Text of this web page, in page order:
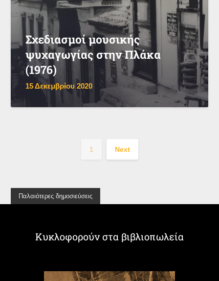
Σχεδιασμοί μουσικής
ψυχαγωγίας στην Πλάκα
(1976)
15 Δεκεμβρίου 2020
1 Next
Παλαιότερες δημοσιεύσεις
Κυκλοφορούν στα βιβλιοπωλεία